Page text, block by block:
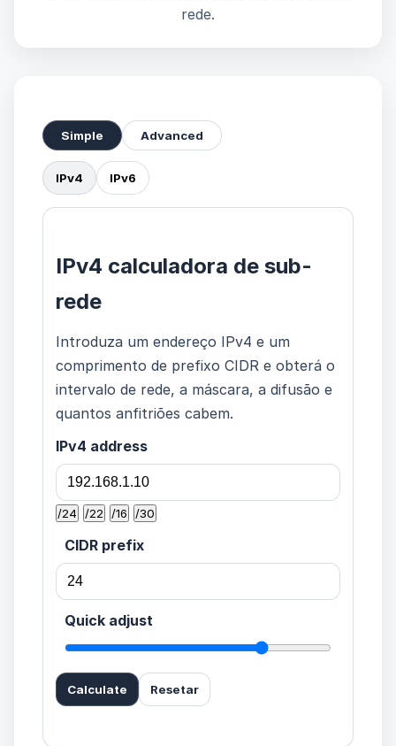
rede.
Simple Advanced
IPv4 IPv6
IPv4 calculadora de sub-
rede
Introduza um endereço IPv4 e um
comprimento de prefixo CIDR e obterá o
intervalo de rede, a máscara, a difusão e
quantos anfitriões cabem.
IPv4 address
/24 /22 /16 /30
CIDR prefix
Quick adjust
Calculate Resetar